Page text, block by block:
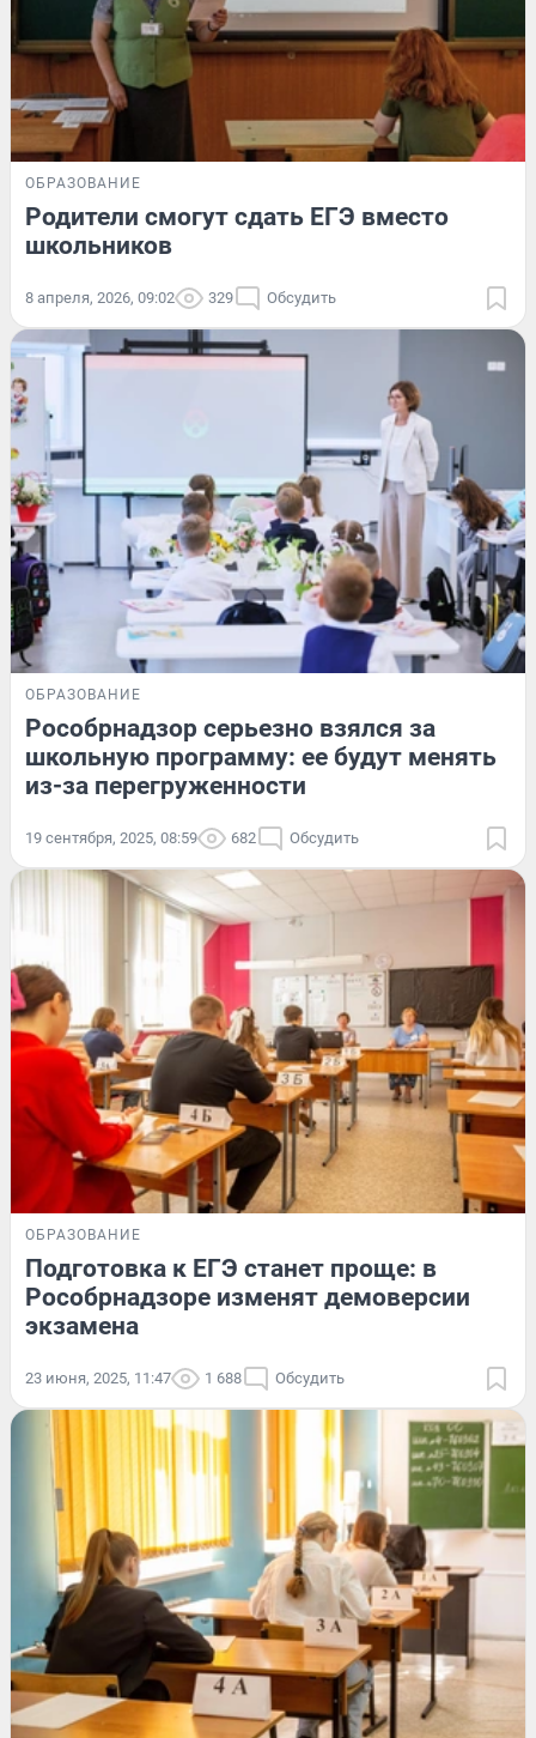
ОБРАЗОВАНИЕ
Родители смогут сдать ЕГЭ вместо
школьников
8 апреля, 2026, 09:02 329 Обсудить
ОБРАЗОВАНИЕ
Рособрнадзор серьезно взялся за
школьную программу: ее будут менять
из-за перегруженности
19 сентября, 2025, 08:59 682 Обсудить
ОБРАЗОВАНИЕ
Подготовка к ЕГЭ станет проще: в
Рособрнадзоре изменят демоверсии
экзамена
23 июня, 2025, 11:47 1 688 Обсудить